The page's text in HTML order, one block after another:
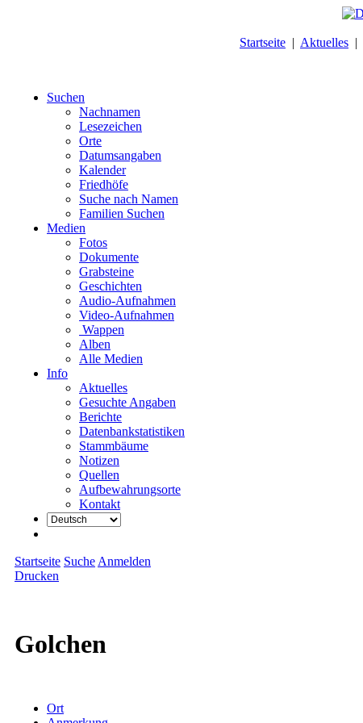
Startseite | Aktuelles |
Suchen
Nachnamen
Lesezeichen
Orte
Datumsangaben
Kalender
Friedhöfe
Suche nach Namen
Familien Suchen
Medien
Fotos
Dokumente
Grabsteine
Geschichten
Audio-Aufnahmen
Video-Aufnahmen
Wappen
Alben
Alle Medien
Info
Aktuelles
Gesuchte Angaben
Berichte
Datenbankstatistiken
Stammbäume
Notizen
Quellen
Aufbewahrungsorte
Kontakt
Startseite Suche Anmelden
Drucken
Golchen
Ort